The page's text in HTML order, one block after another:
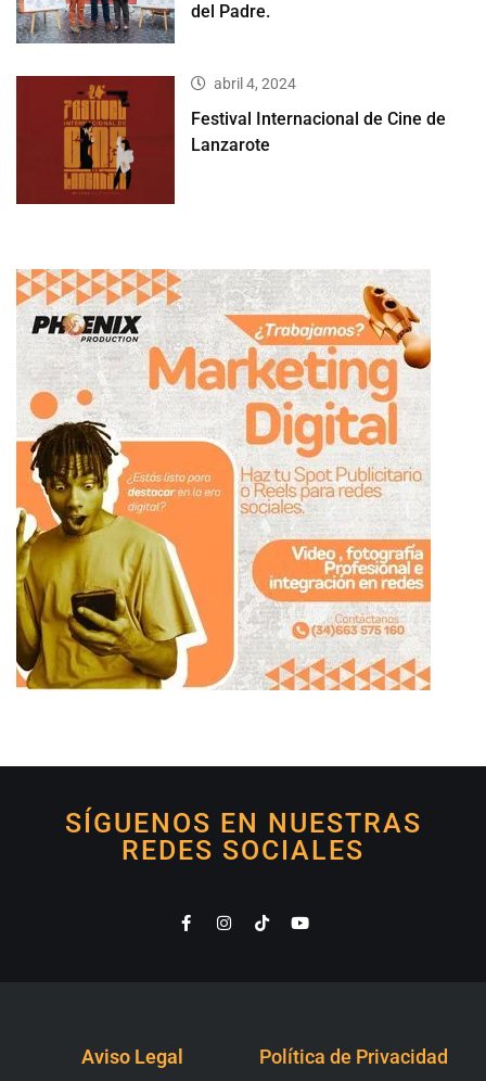
del Padre.
abril 4, 2024
Festival Internacional de Cine de
Lanzarote
SÍGUENOS EN NUESTRAS
REDES SOCIALES
Aviso Legal Política de Privacidad